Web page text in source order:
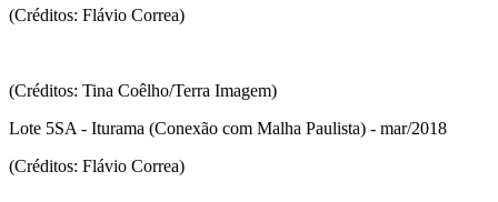
(Créditos: Flávio Correa)
(Créditos: Tina Coêlho/Terra Imagem)
Lote 5SA - Iturama (Conexão com Malha Paulista) - mar/2018
(Créditos: Flávio Correa)